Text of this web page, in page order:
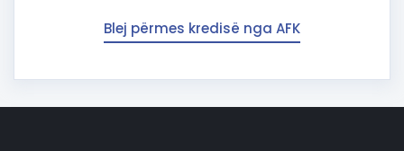
Blej përmes kredisë nga AFK